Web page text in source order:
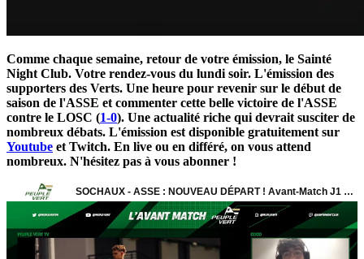
Comme chaque semaine, retour de votre émission, le Sainté
Night Club. Votre rendez-vous du lundi soir. L'émission des
supporters des Verts. Une heure pour revenir sur le début de
saison de l'ASSE et commenter cette belle victoire de l'ASSE
contre le LOSC (1-0). Une actualité riche qui devrait susciter de
nombreux débats. L'émission est disponible gratuitement sur
Youtube et Twitch. En live ou en différé, on vous attend
nombreux. N'hésitez pas à vous abonner !